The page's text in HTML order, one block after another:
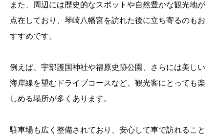
また、周辺には歴史的なスポットや自然豊かな観光地が
点在しており、琴崎八幡宮を訪れた後に立ち寄るのもお
すすめです。
例えば、宇部護国神社や福原史跡公園、さらには美しい
海岸線を望むドライブコースなど、観光客にとっても楽
しめる場所が多くあります。
駐車場も広く整備されており、安心して車で訪れること